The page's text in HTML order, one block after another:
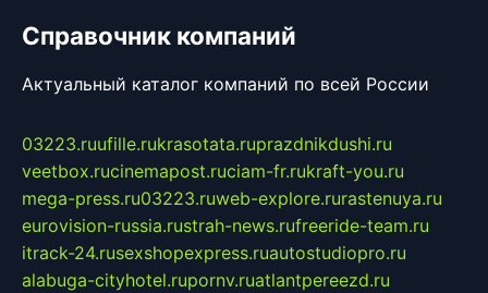
Справочник компаний
Актуальный каталог компаний по всей России
03223.ruufille.rukrasotata.ruprazdnikdushi.ru
veetbox.rucinemapost.ruciam-fr.rukraft-you.ru
mega-press.ru03223.ruweb-explore.rurastenuya.ru
eurovision-russia.rustrah-news.rufreeride-team.ru
itrack-24.rusexshopexpress.ruautostudiopro.ru
alabuga-cityhotel.rupornv.ruatlantpereezd.ru